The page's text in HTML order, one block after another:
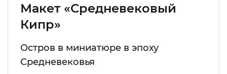
Макет «Средневековый
Кипр»
Остров в миниатюре в эпоху
Средневековья